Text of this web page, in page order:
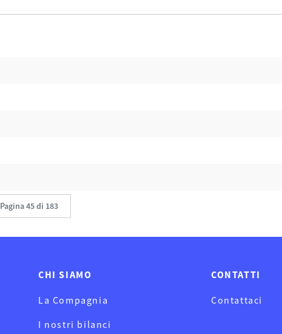
Pagina 45 di 183
CHI SIAMO
La Compagnia
I nostri bilanci
CONTATTI
Contattaci